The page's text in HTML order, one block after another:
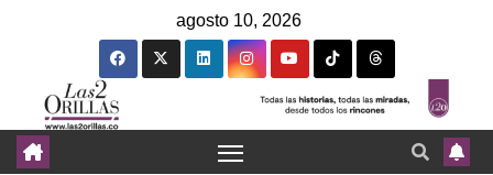
agosto 10, 2026